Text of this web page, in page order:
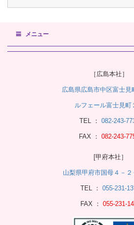
メニュー
［広島本社］
広島県広島市中区富士見
ルフェール富士見町
TEL ： 082-243-
FAX ： 082-243-
[甲府本社］
山梨県甲府市国母４－２
TEL ： 055-231-
FAX ： 055-231-